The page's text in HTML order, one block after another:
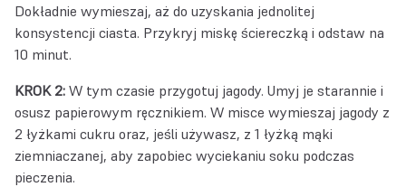
Dokładnie wymieszaj, aż do uzyskania jednolitej
konsystencji ciasta. Przykryj miskę ściereczką i odstaw na
10 minut.
KROK 2: W tym czasie przygotuj jagody. Umyj je starannie i
osusz papierowym ręcznikiem. W misce wymieszaj jagody z
2 łyżkami cukru oraz, jeśli używasz, z 1 łyżką mąki
ziemniaczanej, aby zapobiec wyciekaniu soku podczas
pieczenia.